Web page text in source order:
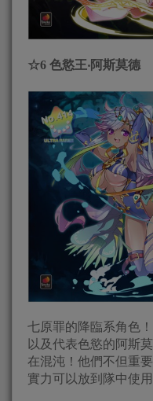
☆6 色慾王‧阿斯莫德
七原罪的降臨系角色
以及代表色慾的阿斯
在混沌！他們不但重
實力可以放到隊中使用